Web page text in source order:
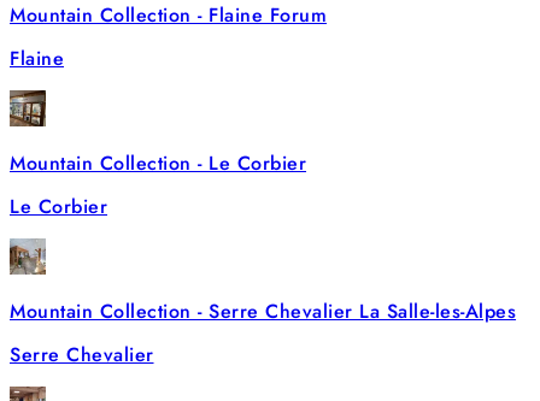
Mountain Collection - Flaine Forum
Flaine
Mountain Collection - Le Corbier
Le Corbier
Mountain Collection - Serre Chevalier La Salle-les-Alpes
Serre Chevalier